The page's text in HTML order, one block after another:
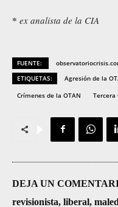
* ex analista de la CIA
FUENTE:
ETIQUETAS:
Agresión de la
Crímenes de la OTAN
Tercera
DEJA UN
revisionista, liberal,